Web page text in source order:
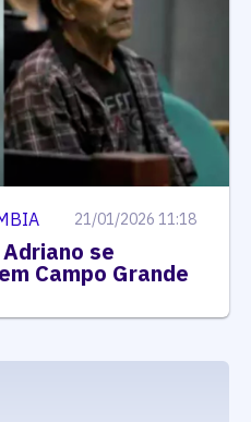
21/01/2026 11:18
se
Campo Grande